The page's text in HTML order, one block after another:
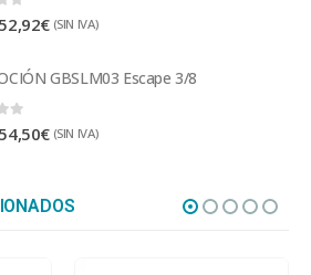
5
52,92€ (SIN IVA)
GBSLM03 Escape 3/8
5
54,50€ (SIN IVA)